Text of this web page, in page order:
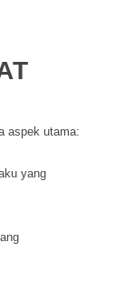
aspek utama:
yang